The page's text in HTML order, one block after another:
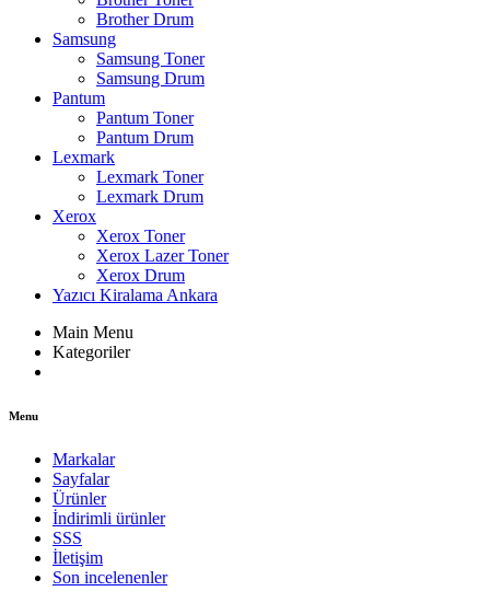
Brother Drum
Samsung
Samsung Toner
Samsung Drum
Pantum
Pantum Toner
Pantum Drum
Lexmark
Lexmark Toner
Lexmark Drum
Xerox
Xerox Toner
Xerox Lazer Toner
Xerox Drum
Yazıcı Kiralama Ankara
Main Menu
Kategoriler
Menu
Markalar
Sayfalar
Ürünler
İndirimli ürünler
SSS
İletişim
Son incelenenler